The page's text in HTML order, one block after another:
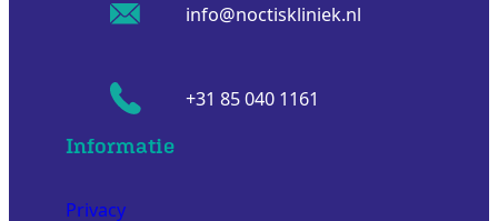
info@noctiskliniek.nl
+31 85 040 1161
Informatie
Privacy